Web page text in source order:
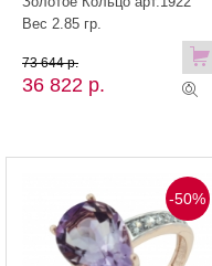
Вес 2.85 гр.
36 822 р.
73 644 р.
-50%